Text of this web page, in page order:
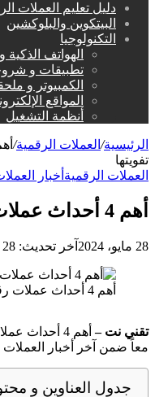
دليل تعليم العملات
البيتكوين والبلوكشين
التكنولوجيا
الهواتف الذكية
تطبيقات و
الكمبيوتر و
المواقع
أنظمة التشغيل
الرئيسية/ العملات الرقمية/
تفويتها
العملات الرقمية أخبار
أهم 4 أحداث عملات رقمية لا يمكنك تفويتها
28 مايو، 2024 آخر تحديث: 28 مايو، 2024
أهم 4 أحداث عملات رقمية
تقني نت –
أهم 4
معاً ضمن آخر أخبار العملات
جدول العناوين و